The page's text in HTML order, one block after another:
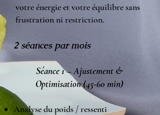
votre énergie et votre équilibre sans
frustration ni restriction.
2 séances par mois
Séance 1 – Ajustement &
Optimisation (45-60 min)
Analyse du poids / ressenti